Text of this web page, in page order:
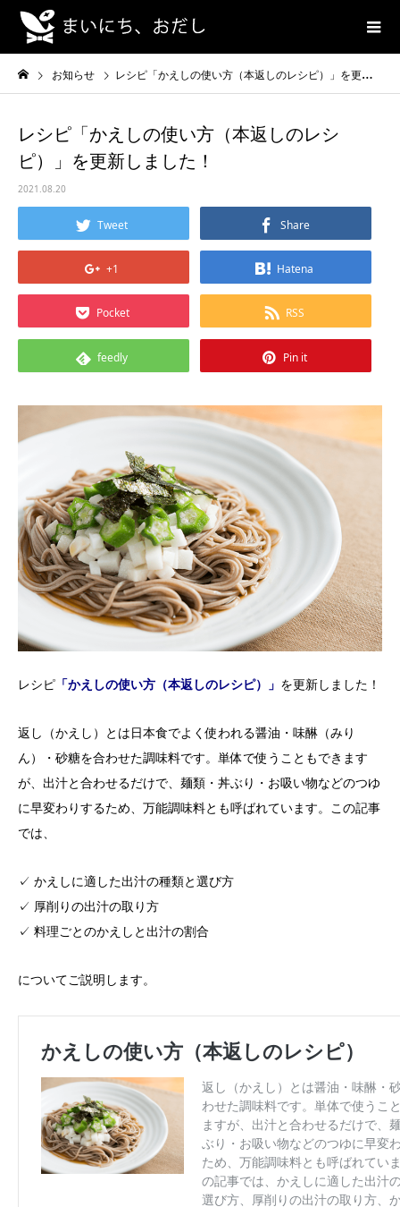
お知らせ レシピ「かえしの使い方（本返しのレシピ）」を更新しました！
レシピ「かえしの使い方（本返しのレシ
ピ）」を更新しました！
2021.08.20
Tweet Share
+1 Hatena
Pocket RSS
feedly Pin it
レシピ 「かえしの使い方（本返しのレシピ）」 を更新しました！
返し（かえし）とは日本食でよく使われる醤油・味醂（みり
ん）・砂糖を合わせた調味料です。単体で使うこともできます
が、出汁と合わせるだけで、麺類・丼ぶり・お吸い物などのつゆ
に早変わりするため、万能調味料とも呼ばれています。この記事
では、
✓ かえしに適した出汁の種類と選び方
✓ 厚削りの出汁の取り方
✓ 料理ごとのかえしと出汁の割合
についてご説明します。